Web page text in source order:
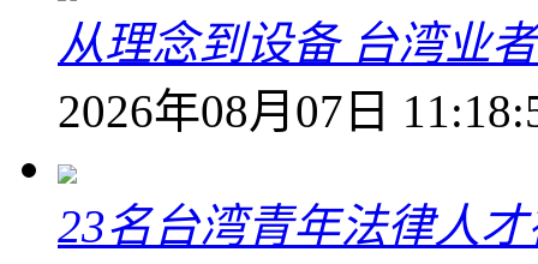
从理念到设备 台湾业
2026年08月07日
23名台湾青年法律人